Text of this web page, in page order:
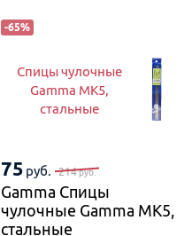
-65%
Спицы чулочные
Gamma MK5,
стальные
75 руб. 214руб.
Gamma Спицы
чулочные Gamma MK5,
стальные